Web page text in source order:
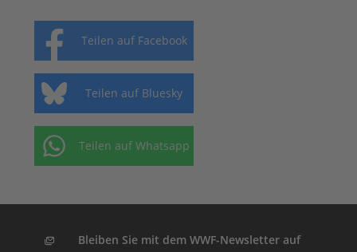
Teilen auf Facebook
Teilen auf Bluesky
Teilen auf Whatsapp
Bleiben Sie mit dem WWF-Newsletter auf